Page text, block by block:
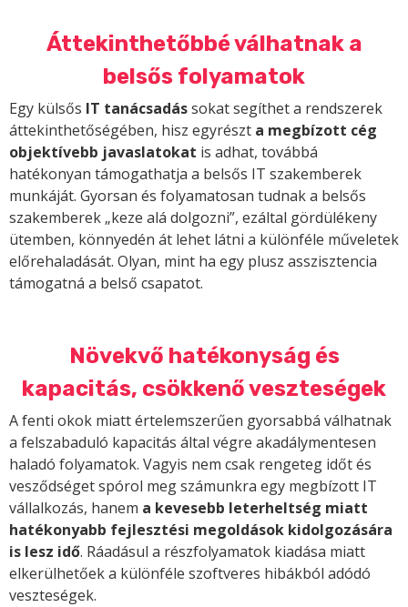
Áttekinthetőbbé válhatnak a
belsős folyamatok
Egy külsős IT tanácsadássokat segíthet a rendszerek
áttekinthetőségében, hisz egyrészt a megbízott cég
objektívebb javaslatokat is adhat, továbbá
hatékonyan támogathatja a belsős IT szakemberek
munkáját. Gyorsan és folyamatosan tudnak a belsős
szakemberek „keze alá dolgozni”, ezáltal gördülékeny
ütemben, könnyedén át lehet látni a különféle műveletek
előrehaladását. Olyan, mint ha egy plusz asszisztencia
támogatná a belső csapatot.
Növekvő hatékonyság és
kapacitás, csökkenő veszteségek
A fenti okok miatt értelemszerűen gyorsabbá válhatnak
a felszabaduló kapacitás által végre akadálymentesen
haladó folyamatok. Vagyis nem csak rengeteg időt és
vesződséget spórol meg számunkra egy megbízott IT
vállalkozás, hanem a kevesebb leterheltség miatt
hatékonyabb fejlesztési megoldások kidolgozására
is lesz idő. Ráadásul a részfolyamatok kiadása miatt
elkerülhetőek a különféle szoftveres hibákból adódó
veszteségek.